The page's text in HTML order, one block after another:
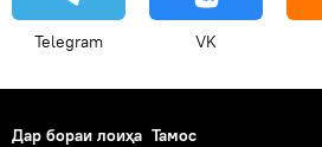
Telegram VK
Дар бораи лоиҳа Тамос